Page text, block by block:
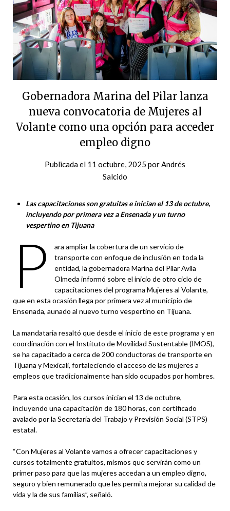
Gobernadora Marina del Pilar lanza
nueva convocatoria de Mujeres al
Volante como una opción para acceder
empleo digno
Publicada el 11 octubre, 2025 porAndrés
Salcido
Las capacitaciones son gratuitas e inician el 13 de octubre,
incluyendo por primera vez a Ensenada y un turno
vespertino en Tijuana
P
ara ampliar la cobertura de un servicio de
transporte con enfoque de inclusión en toda la
entidad, la gobernadora Marina del Pilar Avila
Olmeda informó sobre el inicio de otro ciclo de
capacitaciones del programa Mujeres al Volante,
que en esta ocasión llega por primera vez al municipio de
Ensenada, aunado al nuevo turno vespertino en Tijuana.
La mandataria resaltó que desde el inicio de este programa y en
coordinación con el Instituto de Movilidad Sustentable (IMOS),
se ha capacitado a cerca de 200 conductoras de transporte en
Tijuana y Mexicali, fortaleciendo el acceso de las mujeres a
empleos que tradicionalmente han sido ocupados por hombres.
Para esta ocasión, los cursos inician el 13 de octubre,
incluyendo una capacitación de 180 horas, con certificado
avalado por la Secretaría del Trabajo y Previsión Social (STPS)
estatal.
“Con Mujeres al Volante vamos a ofrecer capacitaciones y
cursos totalmente gratuitos, mismos que servirán como un
primer paso para que las mujeres accedan a un empleo digno,
seguro y bien remunerado que les permita mejorar su calidad de
vida y la de sus familias”, señaló.